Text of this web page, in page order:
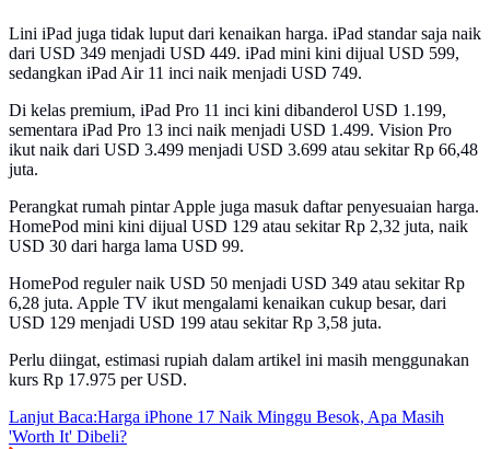
Lini iPad juga tidak luput dari kenaikan harga. iPad standar saja naik
dari USD 349 menjadi USD 449. iPad mini kini dijual USD 599,
sedangkan iPad Air 11 inci naik menjadi USD 749.
Di kelas premium, iPad Pro 11 inci kini dibanderol USD 1.199,
sementara iPad Pro 13 inci naik menjadi USD 1.499. Vision Pro
ikut naik dari USD 3.499 menjadi USD 3.699 atau sekitar Rp 66,48
juta.
Perangkat rumah pintar Apple juga masuk daftar penyesuaian harga.
HomePod mini kini dijual USD 129 atau sekitar Rp 2,32 juta, naik
USD 30 dari harga lama USD 99.
HomePod reguler naik USD 50 menjadi USD 349 atau sekitar Rp
6,28 juta. Apple TV ikut mengalami kenaikan cukup besar, dari
USD 129 menjadi USD 199 atau sekitar Rp 3,58 juta.
Perlu diingat, estimasi rupiah dalam artikel ini masih menggunakan
kurs Rp 17.975 per USD.
Lanjut Baca:Harga iPhone 17 Naik Minggu Besok, Apa Masih
'Worth It' Dibeli?